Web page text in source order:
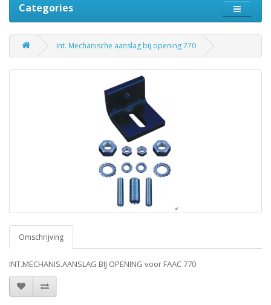
Categories
Int. Mechanische aanslag bij opening 770
Omschrijving
INT.MECHANIS.AANSLAG BIJ OPENING voor FAAC 770